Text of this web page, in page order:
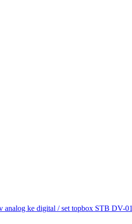
ke digital / set topbox STB DV-01